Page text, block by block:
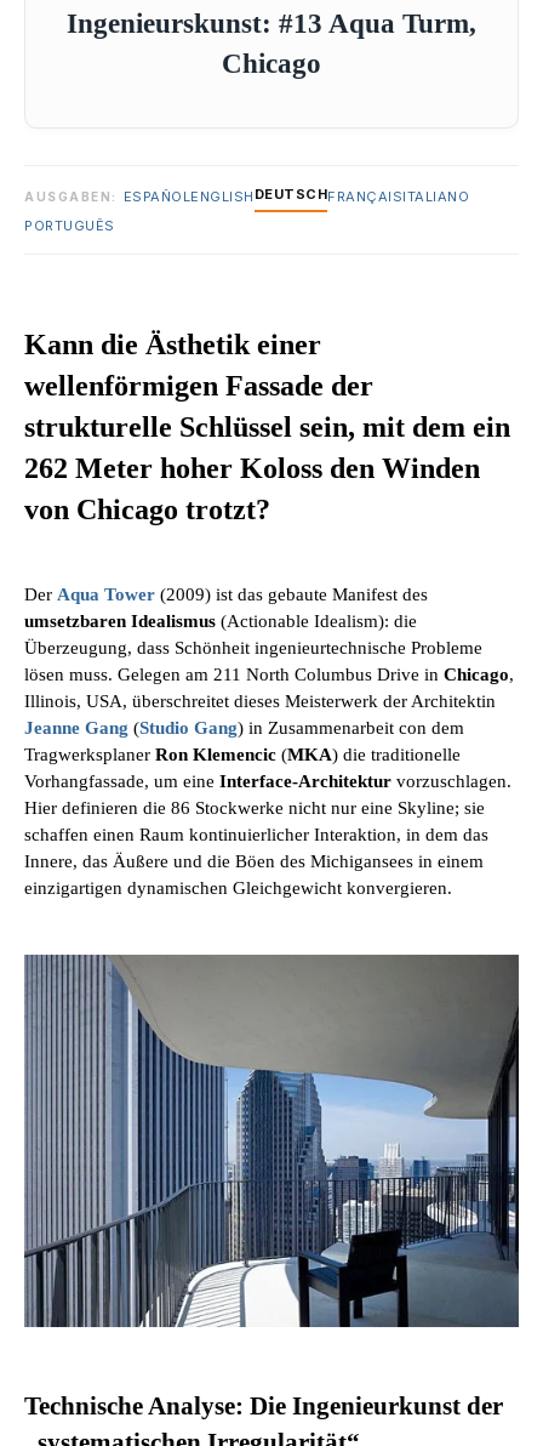
Ingenieurskunst: #13 Aqua Turm,
Chicago
AUSGABEN: ESPAÑOL ENGLISH DEUTSCHFRANÇAISITALIANO
PORTUGUÊS
Kann die Ästhetik einer
wellenförmigen Fassade der
strukturelle Schlüssel sein, mit dem ein
262 Meter hoher Koloss den Winden
von Chicago trotzt?
Der Aqua Tower (2009) ist das gebaute Manifest des
umsetzbaren Idealismus (Actionable Idealism): die
Überzeugung, dass Schönheit ingenieurtechnische Probleme
lösen muss. Gelegen am 211 North Columbus Drive in Chicago,
Illinois, USA, überschreitet dieses Meisterwerk der Architektin
Jeanne Gang (Studio Gang) in Zusammenarbeit con dem
Tragwerksplaner Ron Klemencic (MKA) die traditionelle
Vorhangfassade, um eine Interface-Architektur vorzuschlagen.
Hier definieren die 86 Stockwerke nicht nur eine Skyline; sie
schaffen einen Raum kontinuierlicher Interaktion, in dem das
Innere, das Äußere und die Böen des Michigansees in einem
einzigartigen dynamischen Gleichgewicht konvergieren.
Technische Analyse: Die Ingenieurkunst der